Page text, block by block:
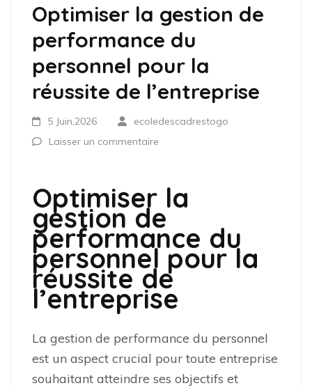
Optimiser la gestion de
performance du
personnel pour la
réussite de l’entreprise
5 Juin,2026
ecoledescadrestogo
Laisser un commentaire
Optimiser la
gestion de
performance du
personnel pour la
réussite de
l’entreprise
La gestion de performance du personnel
est un aspect crucial pour toute entreprise
souhaitant atteindre ses objectifs et